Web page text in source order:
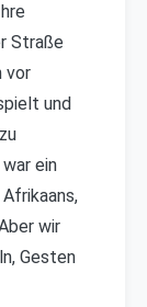
Straße
vor
und
ein
wir
Gesten